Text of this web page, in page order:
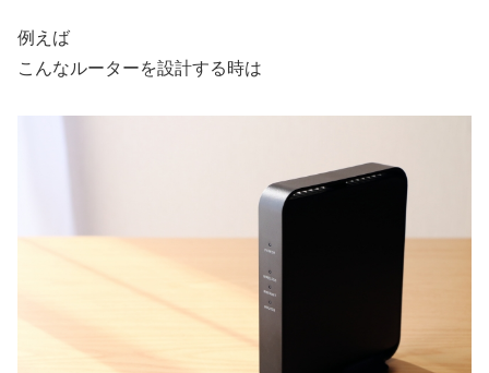
例えば
こんなルーターを設計する時は